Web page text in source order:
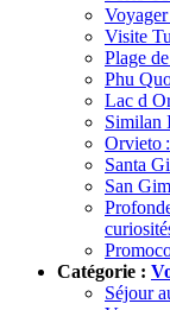
Visite
Plage
Phu
Lac d
Similan
Orvieto
Santa
San
Catégorie :
Séjour